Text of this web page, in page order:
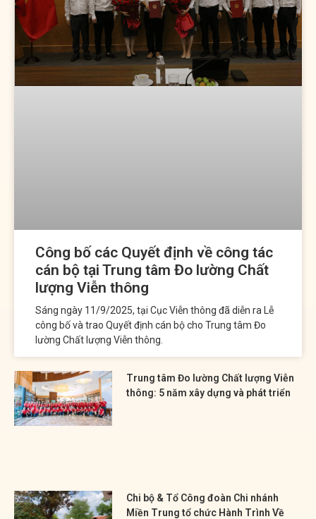
nghiệm
bản
Công bố các Quyết định về công tác
cán bộ tại Trung tâm Đo lường Chất
lượng Viễn thông
Sáng ngày 11/9/2025, tại Cục Viễn thông đã diễn ra Lễ
công bố và trao Quyết định cán bộ cho Trung tâm Đo
lường Chất lượng Viễn thông.
Trung tâm Đo lường Chất lượng Viễn
thông: 5 năm xây dựng và phát triển
Chi bộ & Tổ Công đoàn Chi nhánh
Miền Trung tổ chức Hành Trình Về